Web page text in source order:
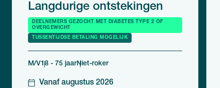
Langdurige ontstekingen
DEELNEMERS GEZOCHT MET DIABETES TYPE 2 OF
OVERGEWICHT
TUSSENTIJDSE BETALING MOGELIJK
M/V18 - 75 jaarNiet-roker
Vanaf augustus 2026